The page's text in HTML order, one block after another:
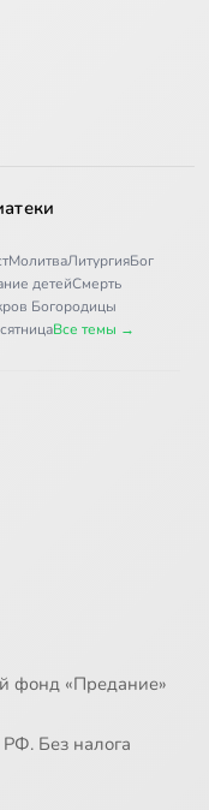
МолитваЛитургияБог
детейСмерть
Богородицы
Все темы →
фонд «Предание»
Без налога